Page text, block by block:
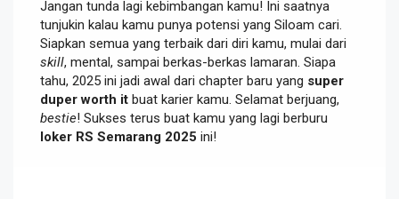
Jangan tunda lagi kebimbangan kamu! Ini saatnya
tunjukin kalau kamu punya potensi yang Siloam cari.
Siapkan semua yang terbaik dari diri kamu, mulai dari
skill, mental, sampai berkas-berkas lamaran. Siapa
tahu, 2025 ini jadi awal dari chapter baru yang super
duper worth it buat karier kamu. Selamat berjuang,
bestie! Sukses terus buat kamu yang lagi berburu
loker RS Semarang 2025 ini!